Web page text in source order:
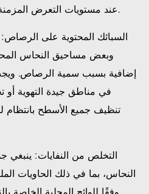
عند مستويات التعرض المزمنة العالية جدًا، إلى تسمم الكبد.
السبائك المحتوية على الرصاص:
وبعض مساحيق النحاس
إضافية بسبب سمية الرصاص.
في مناطق جيدة التهوية
تنظيف جميع الأسطح بانتظام
التخلص من النفايات: ينبغي
النحاس، بما في ذلك الحاويات